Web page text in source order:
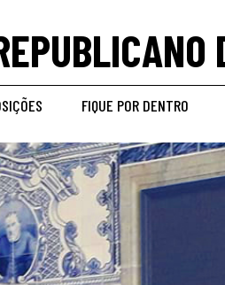
FIQUE POR DENTRO